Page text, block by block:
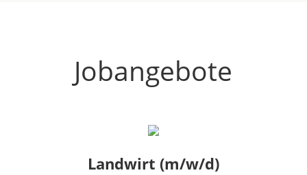
Jobangebote
Landwirt (m/w/d)